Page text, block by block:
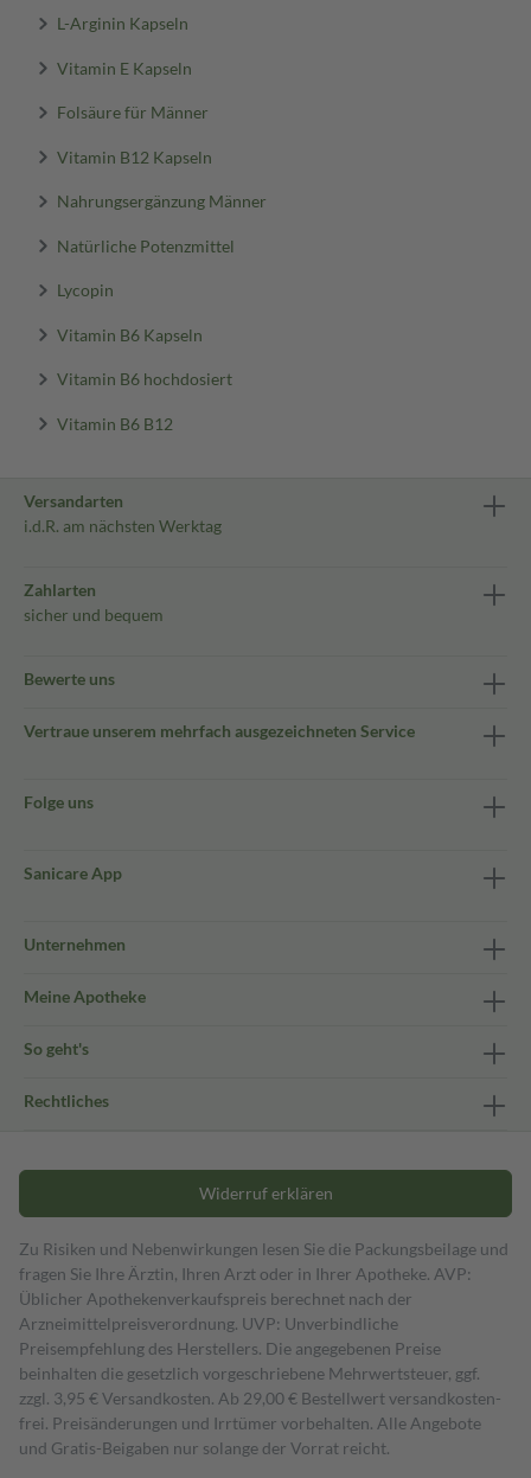
L-Arginin Kapseln
Vitamin E Kapseln
Folsäure für Männer
Vitamin B12 Kapseln
Nahrungsergänzung Männer
Natürliche Potenzmittel
Lycopin
Vitamin B6 Kapseln
Vitamin B6 hochdosiert
Vitamin B6 B12
Versandarten
i.d.R. am nächsten Werktag
Zahlarten
sicher und bequem
Bewerte uns
Vertraue unserem mehrfach ausgezeichneten Service
Folge uns
Sanicare App
Unternehmen
Meine Apotheke
So geht's
Rechtliches
Widerruf erklären
Zu Risiken und Nebenwirkungen lesen Sie die Packungsbeilage und
fragen Sie Ihre Ärztin, Ihren Arzt oder in Ihrer Apotheke. AVP:
Üblicher Apothekenverkaufspreis berechnet nach der
Arzneimittelpreisverordnung. UVP: Unverbindliche
Preisempfehlung des Herstellers. Die angegebenen Preise
beinhalten die gesetzlich vorgeschriebene Mehrwertsteuer, ggf.
zzgl. 3,95 € Versandkosten. Ab 29,00 € Bestell­wert versand­kosten­
frei. Preisänderungen und Irrtümer vorbehalten. Alle Angebote
und Gratis-Beigaben nur solange der Vorrat reicht.